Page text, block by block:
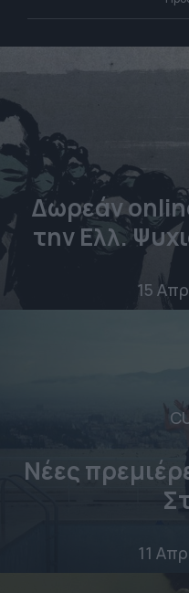
Δωρεάν
την Ελλ.
15
Νέες
11